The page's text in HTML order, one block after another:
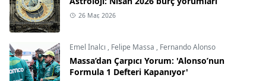
26 Mar, 2026
Emel İnalcı , Felipe Massa , Fernando Alonso
Massa’dan Çarpıcı Yorum: 'Alonso’nun
Formula 1 Defteri Kapanıyor'